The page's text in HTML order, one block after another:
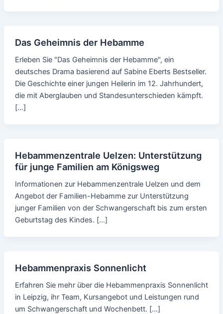
Das Geheimnis der Hebamme
Erleben Sie "Das Geheimnis der Hebamme", ein
deutsches Drama basierend auf Sabine Eberts Bestseller.
Die Geschichte einer jungen Heilerin im 12. Jahrhundert,
die mit Aberglauben und Standesunterschieden kämpft.
[…]
Hebammenzentrale Uelzen: Unterstützung
für junge Familien am Königsweg
Informationen zur Hebammenzentrale Uelzen und dem
Angebot der Familien-Hebamme zur Unterstützung
junger Familien von der Schwangerschaft bis zum ersten
Geburtstag des Kindes. […]
Hebammenpraxis Sonnenlicht
Erfahren Sie mehr über die Hebammenpraxis Sonnenlicht
in Leipzig, ihr Team, Kursangebot und Leistungen rund
um Schwangerschaft und Wochenbett. […]